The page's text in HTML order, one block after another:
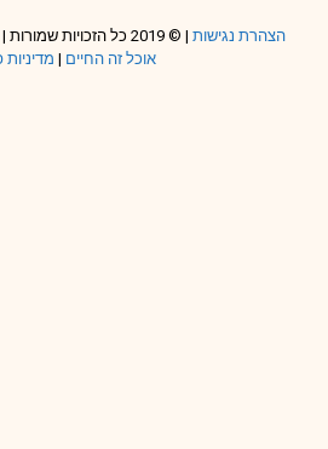
נגישות| © 2019 כל הזכויות שמורות | חברים שלנו:
אוכל זה החיים|מדיניות פרטיות